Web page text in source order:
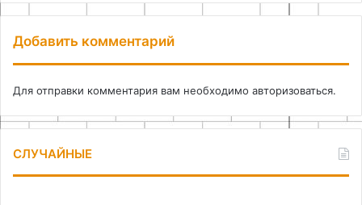
Добавить комментарий
Для отправки комментария вам необходимо авторизоваться.
СЛУЧАЙНЫЕ